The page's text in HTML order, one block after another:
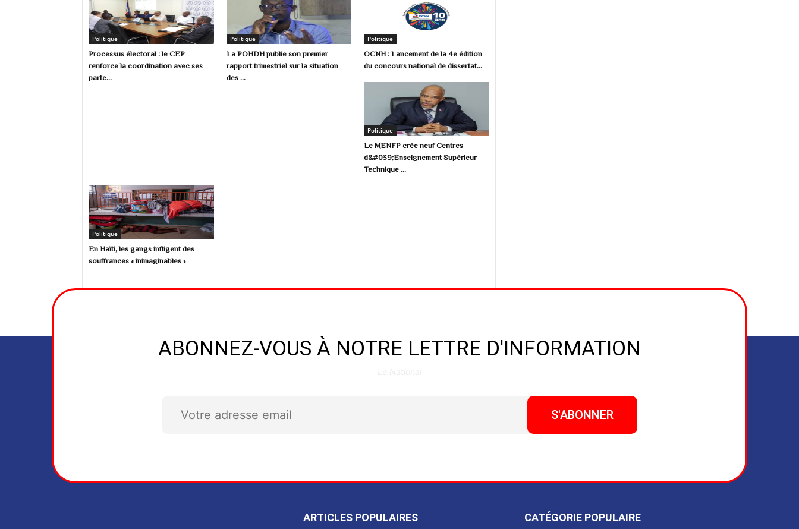
Politique
Processus électoral : le CEP
renforce la coordination avec ses
parte...
Politique
La POHDH publie son premier
rapport trimestriel sur la situation
des ...
Politique
OCNH : Lancement de la 4e édition
du concours national de dissertat...
Politique
Le MENFP crée neuf Centres
d&#039;Enseignement Supérieur
Technique ...
Politique
En Haïti, les gangs infligent des
souffrances « inimaginables »
ABONNEZ-VOUS À NOTRE LETTRE D'INFORMATION
ARTICLES POPULAIRES CATÉGORIE POPULAIRE